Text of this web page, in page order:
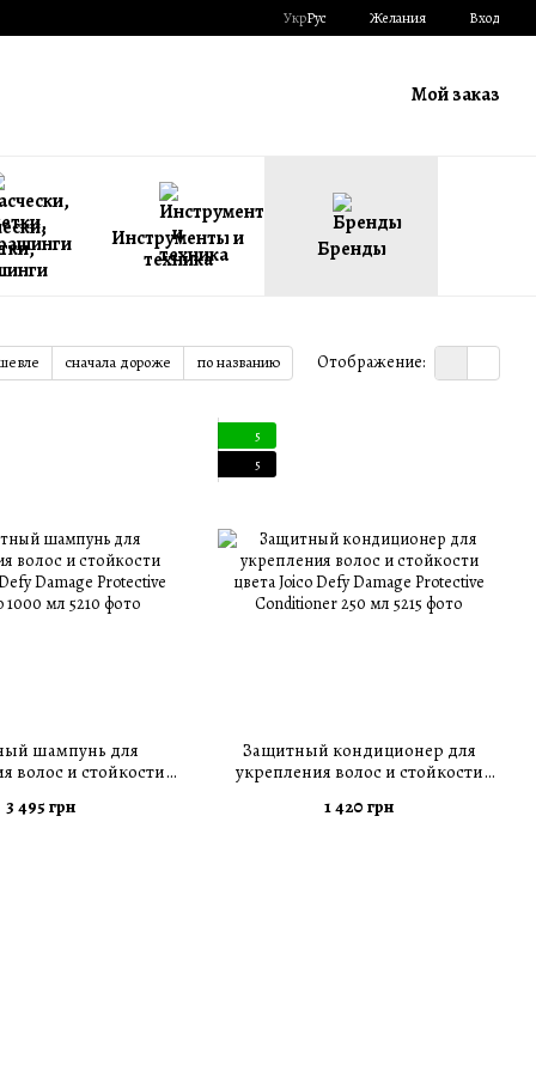
УкрРус Желания Вход
Мой заказ
Инструменты и
техника
Бренды
сначала дороже по названию Отображение:
шампунь для
волос и стойкости
1000 мл
3 495 грн
5
5
Защитный кондиционер для
укрепления волос и стойкости
Conditioner 250 мл
1 420 грн